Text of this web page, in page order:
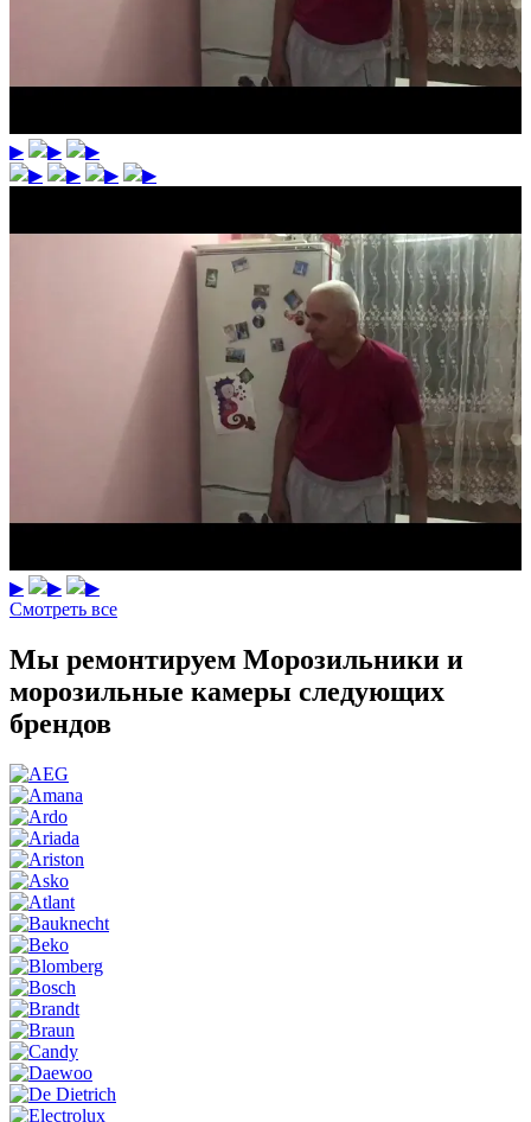
▶ ▶
▶
▶
▶ ▶ ▶
▶ ▶
▶
Смотреть все
Мы ремонтируем Морозильники и
морозильные камеры следующих
брендов